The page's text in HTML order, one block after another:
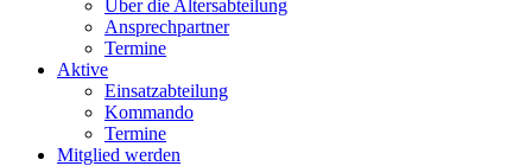
Über die Altersabteilung
Ansprechpartner
Termine
Aktive
Einsatzabteilung
Kommando
Termine
Mitglied werden